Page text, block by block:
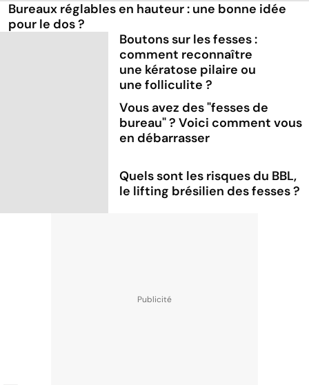
Bureaux réglables en hauteur : une bonne idée
pour le dos ?
Boutons sur les fesses :
comment reconnaître
une kératose pilaire ou
une folliculite ?
Vous avez des "fesses de
bureau" ? Voici comment vous
en débarrasser
Quels sont les risques du BBL,
le lifting brésilien des fesses ?